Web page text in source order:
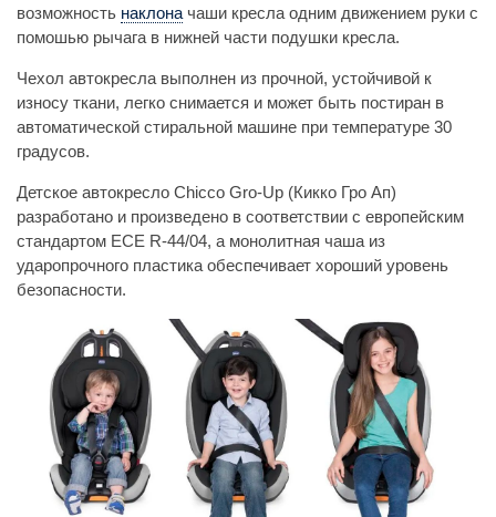
возможность наклона чаши кресла одним движением руки с
помошью рычага в нижней части подушки кресла.
Чехол автокресла выполнен из прочной, устойчивой к
износу ткани, легко снимается и может быть постиран в
автоматической стиральной машине при температуре 30
градусов.
Детское автокресло Chicco Gro-Up (Кикко Гро Ап)
разработано и произведено в соответствии с европейским
стандартом ECE R-44/04, а монолитная чаша из
ударопрочного пластика обеспечивает хороший уровень
безопасности.